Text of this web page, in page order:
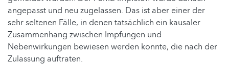
angepasst und neu zugelassen. Das ist aber einer der
sehr seltenen Fälle, in denen tatsächlich ein kausaler
Zusammenhang zwischen Impfungen und
Nebenwirkungen bewiesen werden konnte, die nach der
Zulassung auftraten.